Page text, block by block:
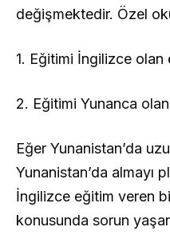
değişmektedir. Özel
1. Eğitimi İngilizce olan
2. Eğitimi Yunanca
Eğer Yunanistan’da
Yunanistan’da almayı
İngilizce eğitim veren
konusunda sorun